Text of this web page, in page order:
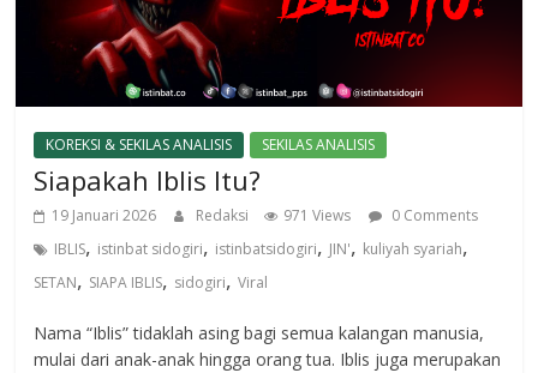
KOREKSI & SEKILAS ANALISIS SEKILAS ANALISIS
Siapakah Iblis Itu?
19 Januari 2026 Redaksi 971 Views
0 Comments
IBLIS, istinbat sidogiri, istinbatsidogiri, JIN', kuliyah syariah,
SETAN, SIAPA IBLIS, sidogiri,Viral
Nama “Iblis” tidaklah asing bagi semua kalangan manusia,
mulai dari anak-anak hingga orang tua. Iblis juga merupakan